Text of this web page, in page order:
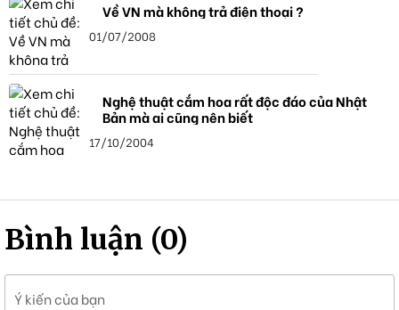
Về VN mà không trả điện thoại ?
01/07/2008
Nghệ thuật cắm hoa rất độc đáo của Nhật
Bản mà ai cũng nên biết
17/10/2004
Bình luận (0)
Ý kiến của bạn